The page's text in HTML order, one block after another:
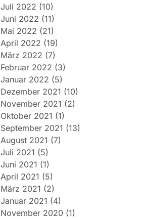
Juli 2022 (10)
Juni 2022 (11)
Mai 2022 (21)
April 2022 (19)
März 2022 (7)
Februar 2022 (3)
Januar 2022 (5)
Dezember 2021 (10)
November 2021 (2)
Oktober 2021 (1)
September 2021 (13)
August 2021 (7)
Juli 2021 (5)
Juni 2021 (1)
April 2021 (5)
März 2021 (2)
Januar 2021 (4)
November 2020 (1)